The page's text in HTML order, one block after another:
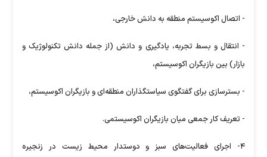
- اتصال اکوسیستم منطقه به دانش خارجی،
- انتقال و بسط تجربه، یادگیری و دانش (از جمله دانش تکنولوژیک و
بازار) بین بازیگران اکوسیستم،
- بسترسازی برای گفتگوی سیاستگذاران منطقه‌ای و بازیگران اکوسیستم،
- تعریف کار جمعی میان بازیگران اکوسیستمی.
۴- اجرای فعالیت‌های سبز و دوستدار محیط زیست در زنجیره